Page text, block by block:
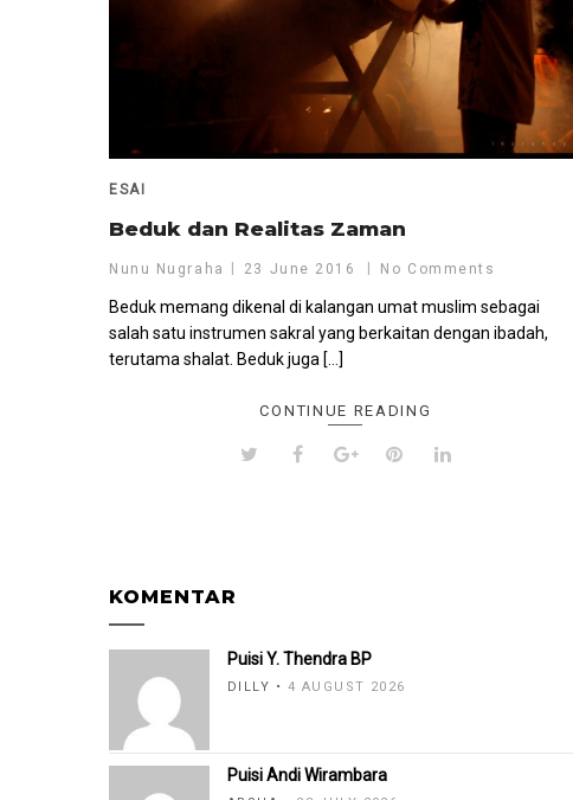
ESAI
Beduk dan Realitas Zaman
Nunu Nugraha 23 June 2016 No Comments
Beduk memang dikenal di kalangan umat muslim sebagai
salah satu instrumen sakral yang berkaitan dengan ibadah,
terutama shalat. Beduk juga […]
CONTINUE READING
KOMENTAR
Puisi Y. Thendra BP
DILLY 4 AUGUST 2026
Puisi Andi Wirambara